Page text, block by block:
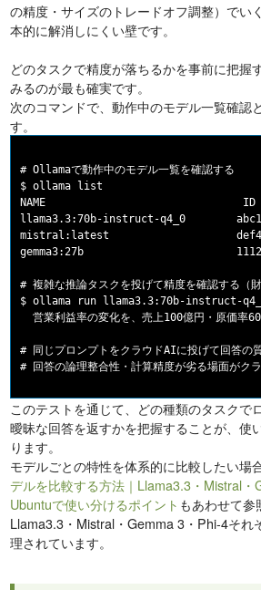
の精度・サイズのトレードオフ調整）でい
本的に解消しにくい壁です。
どのタスクで精度が落ちるかを事前に把握
みるのが最も確実です。
次のコマンドで、動作中のモデル一覧確認
す。
# Ollamaで動作中のモデル一覧を確認する
$ ollama list
NAME                               ID
llama3.3:70b-instruct-q4_0
mistral:latest
gemma3:27b
# 複雑な推論タスクを投げて精度を確認する（財
$ ollama run llama3.3:70b-instruct-q4_0 "
営業利益率の変化を、売上100億円・原価率
# 同じプロンプトをクラウドAIに投げて回答の
このテストを通じて、どの種類のタスクで
曖昧な回答を返すかを把握することが、使
ります。
モデルごとの特性を体系的に比較したい場合
デルを比較する方法｜Llama3.3・Mistral・
Ubuntuで使い分けるポイント もあわせて参
Llama3.3・Mistral・Gemma 3・Phi-4それ
理されています。